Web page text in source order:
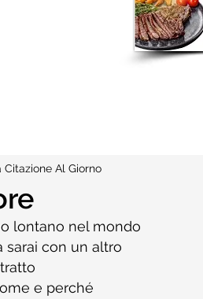
Citazione Al Giorno
lontano nel mondo
sarai con un altro
e perché